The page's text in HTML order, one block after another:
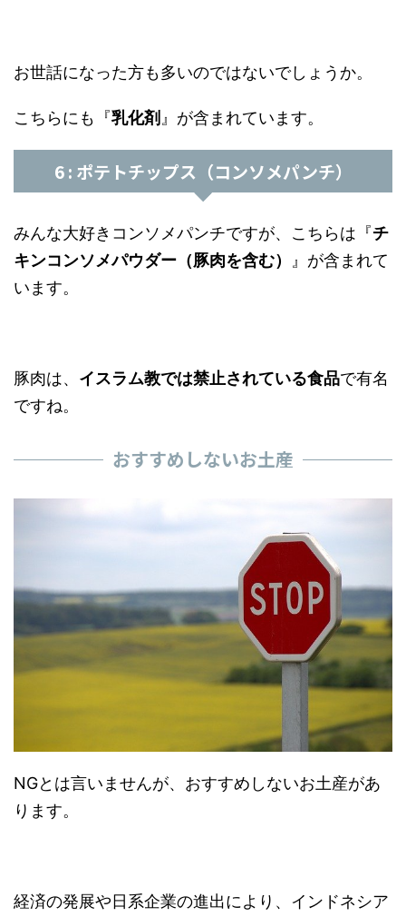
お世話になった方も多いのではないでしょうか。
こちらにも『乳化剤 』が含まれています。
6 : ポテトチップス（コンソメパンチ）
みんな大好きコンソメパンチですが、こちらは『チ
キンコンソメパウダー（豚肉を含む） 』が含まれて
います。
豚肉は、 イスラム教では禁止されている食品で有名
ですね。
おすすめしないお土産
NGとは言いませんが、おすすめしないお土産があ
ります。
経済の発展や日系企業の進出により、インドネシア